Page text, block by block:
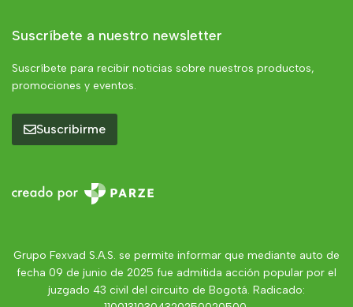
Suscríbete a nuestro newsletter
Suscríbete para recibir noticias sobre nuestros productos,
promociones y eventos.
Suscribirme
Grupo Fexvad S.A.S. se permite informar que mediante auto de
fecha 09 de junio de 2025 fue admitida acción popular por el
juzgado 43 civil del circuito de Bogotá. Radicado: